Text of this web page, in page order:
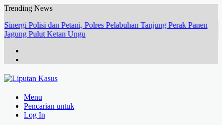
Trending News
Sinergi Polisi dan Petani, Polres Pelabuhan Tanjung Perak Panen
Jagung Pulut Ketan Ungu
Menu
Pencarian untuk
Log In